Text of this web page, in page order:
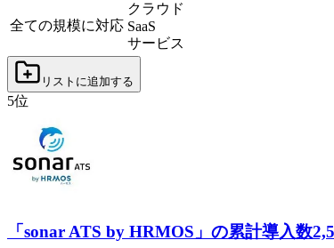
全ての規模に対応
クラウド
SaaS
サービス
リストに追加する
5位
「sonar ATS by HRMOS」の累計導入数